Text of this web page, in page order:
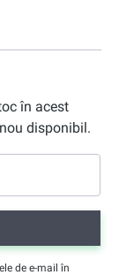
în acest
disponibil.
de e-mail în